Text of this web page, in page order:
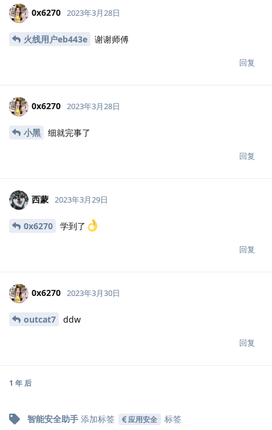
0x6270 2023年3月28日
火线用户eb443e 谢谢师傅
回复
0x6270 2023年3月28日
小黑 细就完事了
回复
西蒙 2023年3月29日
0x6270 学到了
回复
0x6270 2023年3月30日
outcat7 ddw
回复
1 年 后
智能安全助手 添加标签 应用安全 标签